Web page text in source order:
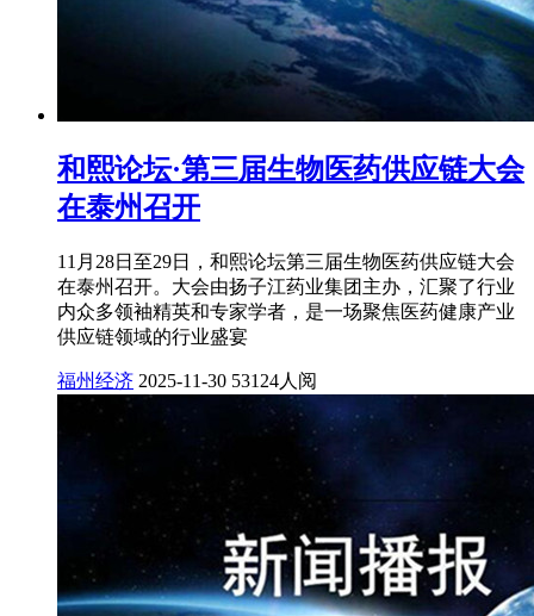
和熙论坛·第三届生物医药供应链大会
在泰州召开
11月28日至29日，和熙论坛第三届生物医药供应链大会
在泰州召开。大会由扬子江药业集团主办，汇聚了行业
内众多领袖精英和专家学者，是一场聚焦医药健康产业
供应链领域的行业盛宴
福州经济 2025-11-30 53124人阅